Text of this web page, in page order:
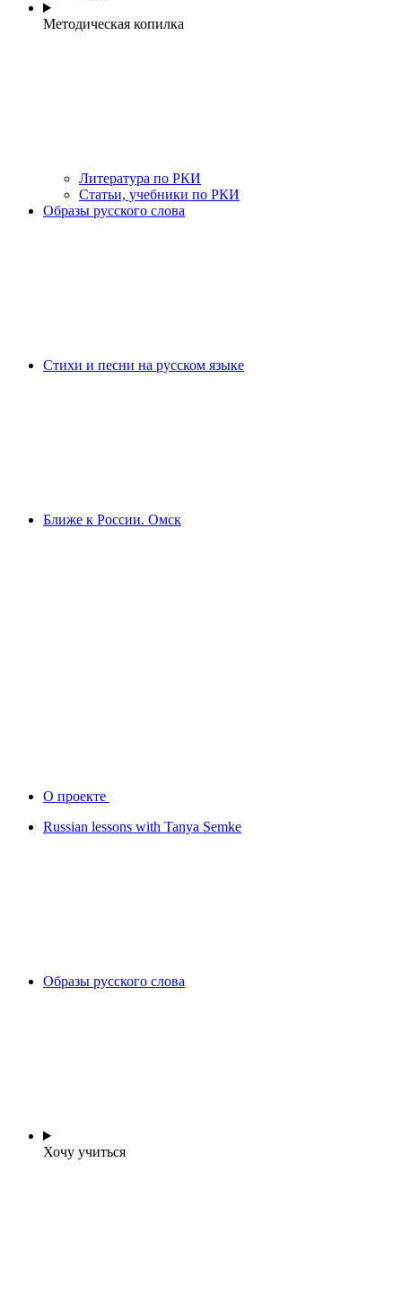
Методическая копилка
Литература по РКИ
Статьи, учебники по РКИ
Образы русского слова
Стихи и песни на русском языке
Ближе к России. Омск
О проекте
Russian lessons with Tanya Semke
Образы русского слова
Хочу учиться